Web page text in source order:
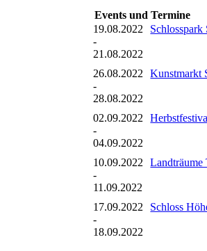
Events und Termine
19.08.2022
-
21.08.2022
Schlosspark
26.08.2022
-
28.08.2022
Kunstmarkt
02.09.2022
-
04.09.2022
10.09.2022
-
11.09.2022
Landträume
17.09.2022
-
18.09.2022
Schloss